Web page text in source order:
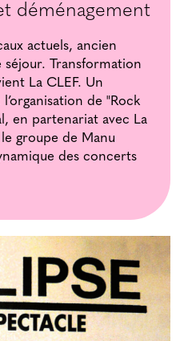
déménagement
actuels, ancien
Transformation
La CLEF. Un
de "Rock
en partenariat avec La
groupe de Manu
des concerts